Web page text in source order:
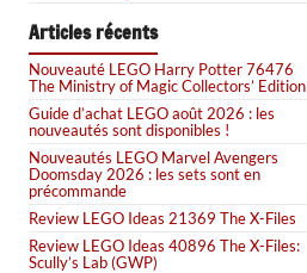
Articles récents
Nouveauté LEGO Harry Potter 76476
The Ministry of Magic Collectors’ Edition
Guide d’achat LEGO août 2026 : les
nouveautés sont disponibles !
Nouveautés LEGO Marvel Avengers
Doomsday 2026 : les sets sont en
précommande
Review LEGO Ideas 21369 The X-Files
Review LEGO Ideas 40896 The X-Files:
Scully’s Lab (GWP)